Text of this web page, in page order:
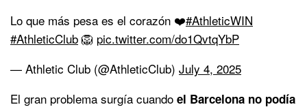
Lo que más pesa es el corazón ❤️#AthleticWIN
#AthleticClub 🦁 pic.twitter.com/do1QvtqYbP
— Athletic Club (@AthleticClub) July 4, 2025
El gran problema surgía cuando el Barcelona no podía